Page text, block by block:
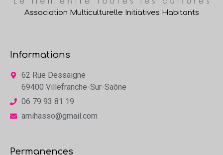
Association Multiculturelle Initiatives Habitants
Informations
62 Rue Dessaigne
69400 Villefranche-Sur-Saône
06 79 93 81 19
amihasso@gmail.com
Permanences